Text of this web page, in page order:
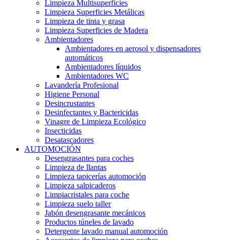
Limpieza Multisuperficies
Limpieza Superficies Metálicas
Limpieza de tinta y grasa
Limpieza Superficies de Madera
Ambientadores
Ambientadores en aerosol y dispensadores
automáticos
Ambientadores líquidos
Ambientadores WC
Lavandería Profesional
Higiene Personal
Desincrustantes
Desinfectantes y Bactericidas
Vinagre de Limpieza Ecológico
Insecticidas
Desatascadores
AUTOMOCIÓN
Desengrasantes para coches
Limpieza de llantas
Limpieza tapicerías automoción
Limpieza salpicaderos
Limpiacristales para coche
Limpieza suelo taller
Jabón desengrasante mecánicos
Productos túneles de lavado
Detergente lavado manual automoción